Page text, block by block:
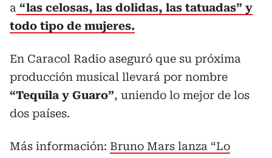
a “las celosas, las dolidas, las tatuadas” y
todo tipo de mujeres.
En Caracol Radio aseguró que su próxima
producción musical llevará por nombre
“Tequila y Guaro”, uniendo lo mejor de los
dos países.
Más información: Bruno Mars lanza “Lo